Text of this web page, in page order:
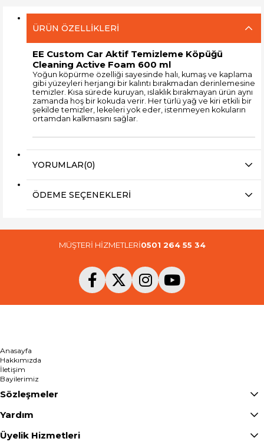
ÜRÜN ÖZELLIKLERI
EE Custom Car Aktif Temizleme Köpüğü
Cleaning Active Foam 600 ml
Yoğun köpürme özelliği sayesinde halı, kumaş ve kaplama
gibi yüzeyleri herjangi bir kalıntı bırakmadan derinlemesine
temizler. Kısa sürede kuruyan, ıslaklık bırakmayan ürün aynı
zamanda hoş bir kokuda verir. Her türlü yağ ve kiri etkili bir
şekilde temizler, lekeleri yok eder, istenmeyen kokuların
ortamdan kalkmasını sağlar.
YORUMLAR(0)
ÖDEME SEÇENEKLERI
MÜŞTERİ HİZMETLERİ0501 264 55 34
Anasayfa
Hakkımızda
İletişim
Bayilerimiz
Sözleşmeler
Yardım
Üyelik Hizmetleri